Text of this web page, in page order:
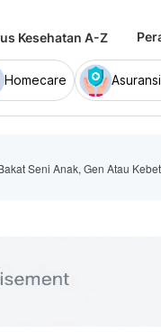
Kesehatan A-Z
Homecare
Seni Anak, Gen Atau